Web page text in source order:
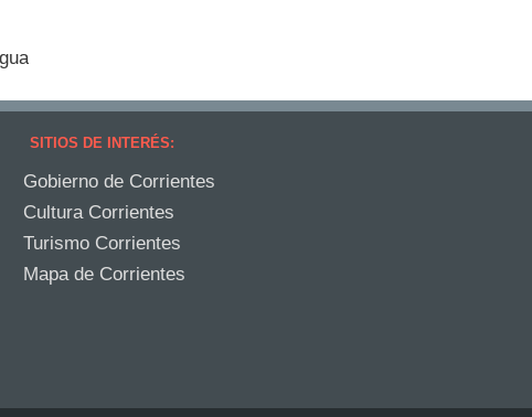
SITIOS DE INTERÉS:
Gobierno de Corrientes
Cultura Corrientes
Turismo Corrientes
Mapa de Corrientes